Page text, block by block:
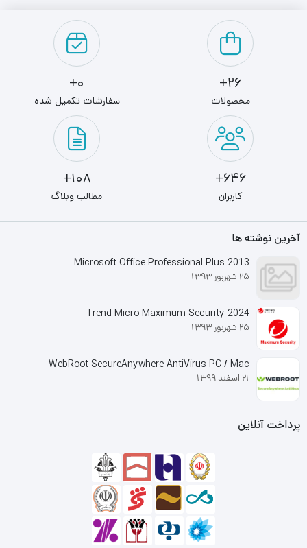
26+
محصولات
0+
سفارشات تکمیل شده
646+
کاربران
108+
مطالب وبلاگ
آخرین نوشته ها
Microsoft Office Professional Plus 2013
25 شهریور 1393
Trend Micro Maximum Security 2024
25 شهریور 1393
WebRoot SecureAnywhere AntiVirus PC / Mac
21 اسفند 1399
پرداخت آنلاین